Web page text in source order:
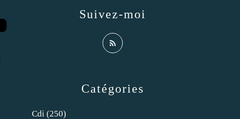
Catégories
Cdi (250)
Suivez-moi